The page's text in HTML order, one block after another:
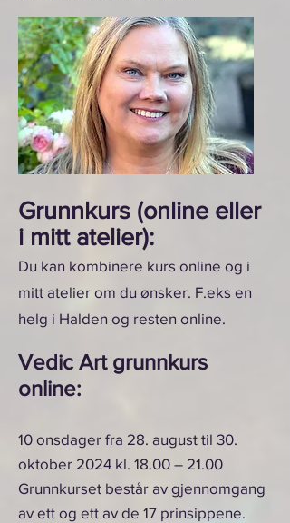
Grunnkurs (online eller
i mitt atelier):
Du kan kombinere kurs online og i
mitt atelier om du ønsker. F.eks en
helg i Halden og resten online.
Vedic Art grunnkurs
online:
10 onsdager fra 28. august til 30.
oktober 2024 kl. 18.00 – 21.00
Grunnkurset består av gjennomgang
av ett og ett av de 17 prinsippene.